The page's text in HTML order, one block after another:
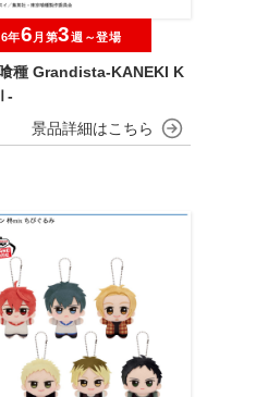
種 Grandista-KANEKI K
年6 月第3週～登場